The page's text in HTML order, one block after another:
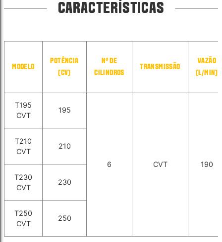
CARACTERÍSTICAS
MODELO
POTÊNCIA
(CV)
N° DE
CILINDROS
TRANSMISSÃO
VAZÃO
(L/MIN)
T195
CVT
195
6 CVT 190
T210
CVT
210
T230
CVT
230
T250
CVT
250